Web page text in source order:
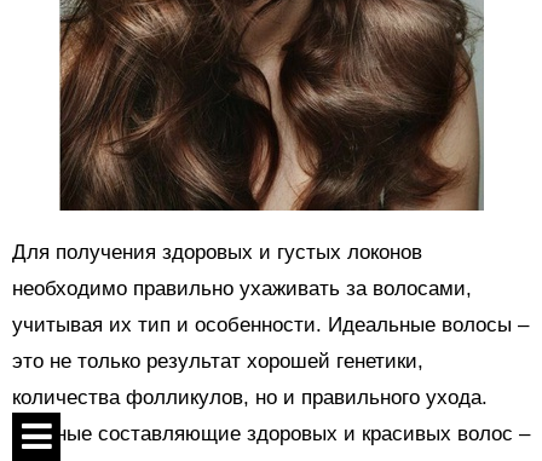
Для получения здоровых и густых локонов
необходимо правильно ухаживать за волосами,
учитывая их тип и особенности. Идеальные волосы –
это не только результат хорошей генетики,
количества фолликулов, но и правильного ухода.
Главные составляющие здоровых и красивых волос –